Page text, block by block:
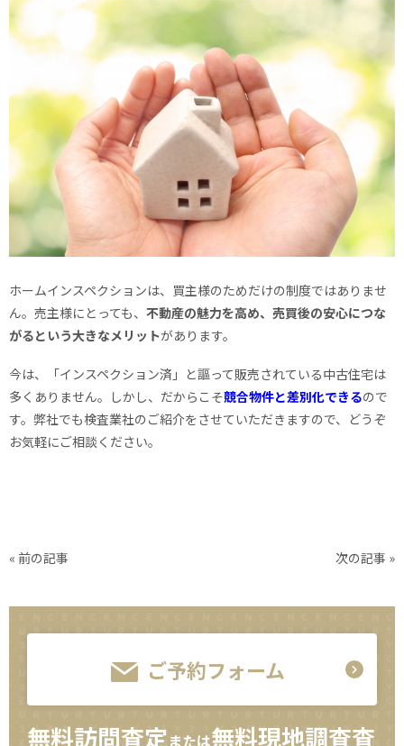
ホームインスペクションは、買主様のためだけの制度ではありませ
ん。売主様にとっても、 不動産の魅力を高め、売買後の安心につな
がるという大きなメリットがあります。
今は、「インスペクション済」と謳って販売されている中古住宅は
多くありません。しかし、だからこそ競合物件と差別化できるので
す。弊社でも検査業社のご紹介をさせていただきますので、どうぞ
お気軽にご相談ください。
« 前の記事 次の記事 »
ご予約フォーム
無料訪問査定または無料現地調査査